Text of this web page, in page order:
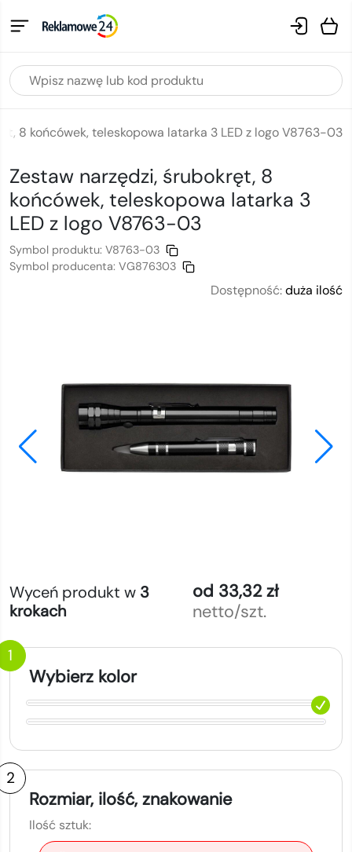
8 końcówek, teleskopowa latarka 3 LED z logo V8763-03
Zestaw narzędzi, śrubokręt, 8
końcówek, teleskopowa latarka 3
LED z logo V8763-03
Symbol produktu: V8763-03
Symbol producenta: VG876303
Dostępność:duża ilość
Wyceń produkt w 3
krokach
od 33,32 zł
netto/szt.
1
Wybierz kolor
2
Rozmiar, ilość, znakowanie
Ilość sztuk: